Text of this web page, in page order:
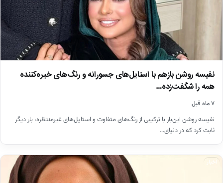
نفیسه روشن بازهم با استایل‌های جسورانه و رنگ‌های خیره‌کننده
همه را شگفت‌زده…
۷ ماه قبل
نفیسه روشن این‌بار با ترکیبی از رنگ‌های متفاوت و استایل‌های غیرمنتظره، بار دیگر
ثابت کرد که در دنیای…
اخبار